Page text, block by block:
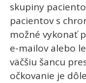
skupiny
pacientov s
možné vykonať
e-mailov alebo
väčšiu šancu
očkovanie je